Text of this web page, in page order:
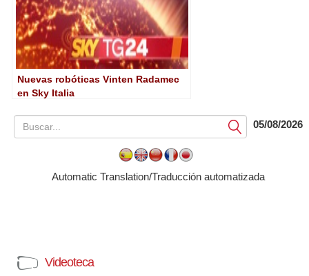
Nuevas robóticas Vinten Radamec
en Sky Italia
Submit05/08/2026
Automatic Translation/Traducción automatizada
Videoteca